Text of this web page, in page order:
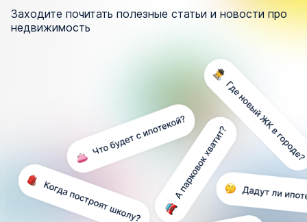
Заходите почитать полезные статьи и новости про
недвижимость